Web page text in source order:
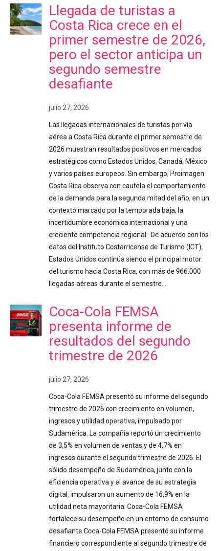
Llegada de turistas a
Costa Rica crece en el
primer semestre de 2026,
pero el sector anticipa un
segundo semestre
desafiante
julio 27, 2026
Las llegadas internacionales de turistas por vía
aérea a Costa Rica durante el primer semestre de
2026 muestran resultados positivos en mercados
estratégicos como Estados Unidos, Canadá, México
y varios países europeos. Sin embargo, Proimagen
Costa Rica observa con cautela el comportamiento
de la demanda para la segunda mitad del año, en un
contexto marcado por la temporada baja, la
incertidumbre económica internacional y una
creciente competencia regional. De acuerdo con los
datos del Instituto Costarricense de Turismo (ICT),
Estados Unidos continúa siendo el principal motor
del turismo hacia Costa Rica, con más de 966.000
llegadas aéreas durante el semestre…
Coca-Cola FEMSA
presenta informe de
resultados del segundo
trimestre de 2026
julio 27, 2026
Coca-Cola FEMSA presentó su informe del segundo
trimestre de 2026 con crecimiento en volumen,
ingresos y utilidad operativa, impulsado por
Sudamérica. La compañía reportó un crecimiento
de 3,5% en volumen de ventas y de 4,7% en
ingresos durante el segundo trimestre de 2026. El
sólido desempeño de Sudamérica, junto con la
eficiencia operativa y el avance de su estrategia
digital, impulsaron un aumento de 16,9% en la
utilidad neta mayoritaria. Coca-Cola FEMSA
fortalece su desempeño en un entorno de consumo
desafiante Coca-Cola FEMSA presentó su informe
financiero correspondiente al segundo trimestre de